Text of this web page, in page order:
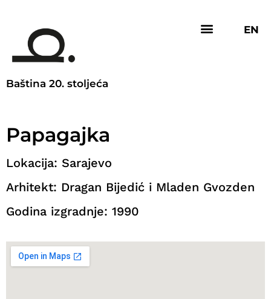
Baština 20. stoljeća
EN
Papagajka
Lokacija: Sarajevo
Arhitekt: Dragan Bijedić i Mladen Gvozden
Godina izgradnje: 1990